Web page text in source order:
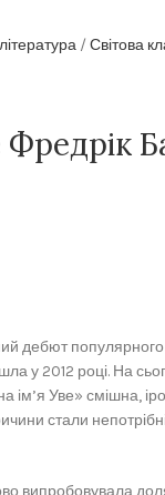
Світова
Фредрік
дебют
у 2012 році. На
ім’я Уве» смішна,
стали
випробовувала